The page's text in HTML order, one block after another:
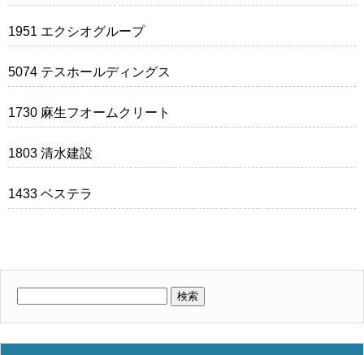
1951 エクシオグループ
5074 テスホールディングス
1730 麻生フオームクリート
1803 清水建設
1433 ベステラ